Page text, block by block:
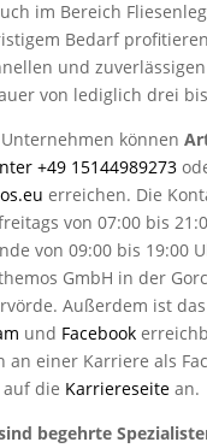
im Bereich
Bedarf
und zuverlässigen
von lediglich drei
können
+49 15144989273
erreichen. Die
von 07:00 bis
von 09:00 bis 19:00
GmbH in der
Außerdem ist
und Facebook
an einer Karriere als
die Karriereseitean.
begehrte